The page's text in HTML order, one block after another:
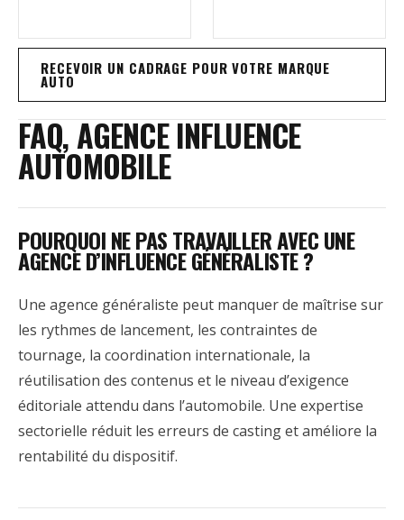
RECEVOIR UN CADRAGE POUR VOTRE MARQUE
AUTO
FAQ, AGENCE INFLUENCE
AUTOMOBILE
POURQUOI NE PAS TRAVAILLER AVEC UNE
AGENCE D’INFLUENCE GÉNÉRALISTE ?
Une agence généraliste peut manquer de maîtrise sur
les rythmes de lancement, les contraintes de
tournage, la coordination internationale, la
réutilisation des contenus et le niveau d’exigence
éditoriale attendu dans l’automobile. Une expertise
sectorielle réduit les erreurs de casting et améliore la
rentabilité du dispositif.